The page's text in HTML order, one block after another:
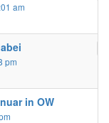
am
pm
in OW